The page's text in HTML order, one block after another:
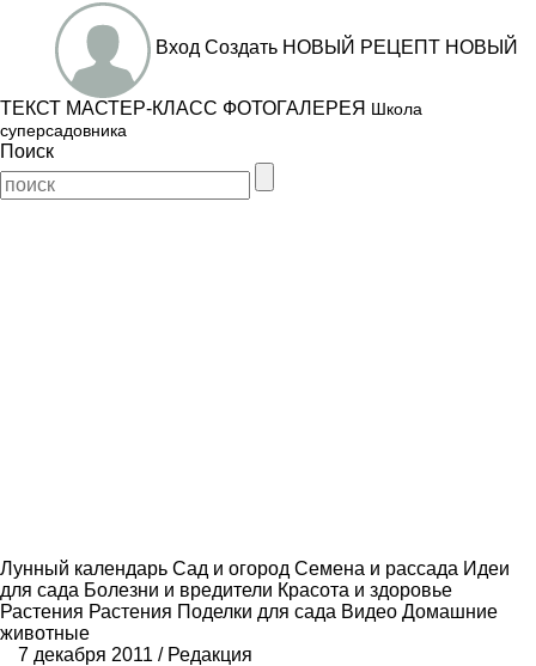
Вход Создать НОВЫЙ РЕЦЕПТ НОВЫЙ
ТЕКСТ МАСТЕР-КЛАСС ФОТОГАЛЕРЕЯ Школа
суперсадовника
Поиск
Лунный календарь Сад и огород Семена и рассада Идеи
для сада Болезни и вредители Красота и здоровье
Растения Растения Поделки для сада Видео Домашние
животные
7 декабря 2011 / Редакция